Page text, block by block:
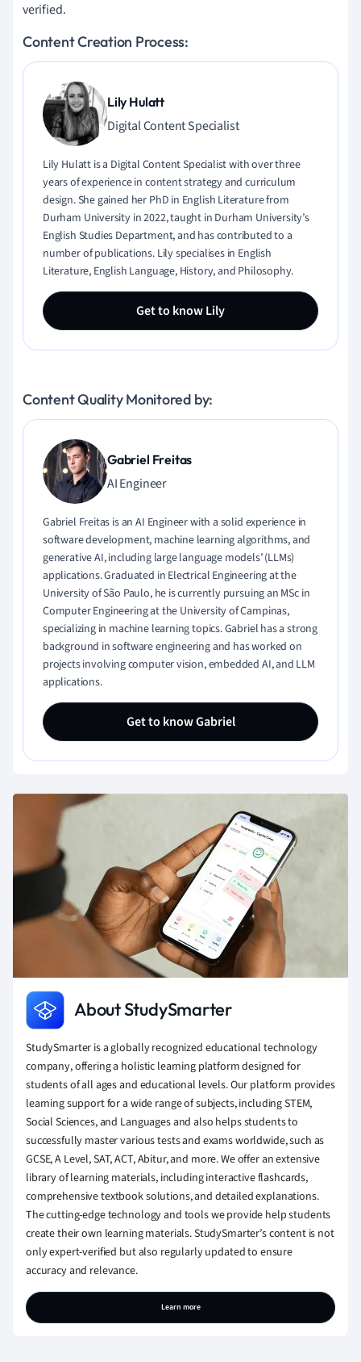
verified.
Content Creation Process:
Lily Hulatt
Digital Content Specialist
Lily Hulatt is a Digital Content Specialist with over three
years of experience in content strategy and curriculum
design. She gained her PhD in English Literature from
Durham University in 2022, taught in Durham University’s
English Studies Department, and has contributed to a
number of publications. Lily specialises in English
Literature, English Language, History, and Philosophy.
Get to know Lily
Content Quality Monitored by:
Gabriel Freitas
AI Engineer
Gabriel Freitas is an AI Engineer with a solid experience in
software development, machine learning algorithms, and
generative AI, including large language models’ (LLMs)
applications. Graduated in Electrical Engineering at the
University of São Paulo, he is currently pursuing an MSc in
Computer Engineering at the University of Campinas,
specializing in machine learning topics. Gabriel has a strong
background in software engineering and has worked on
projects involving computer vision, embedded AI, and LLM
applications.
Get to know Gabriel
About StudySmarter
StudySmarter is a globally recognized educational technology
company, offering a holistic learning platform designed for
students of all ages and educational levels. Our platform provides
learning support for a wide range of subjects, including STEM,
Social Sciences, and Languages and also helps students to
successfully master various tests and exams worldwide, such as
GCSE, A Level, SAT, ACT, Abitur, and more. We offer an extensive
library of learning materials, including interactive flashcards,
comprehensive textbook solutions, and detailed explanations.
The cutting-edge technology and tools we provide help students
create their own learning materials. StudySmarter’s content is not
only expert-verified but also regularly updated to ensure
accuracy and relevance.
Learn more